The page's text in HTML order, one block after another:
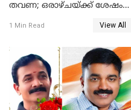
തവണ; ഒരാഴ്ചയ്ക്ക് ശേഷം
1 Min Read View All